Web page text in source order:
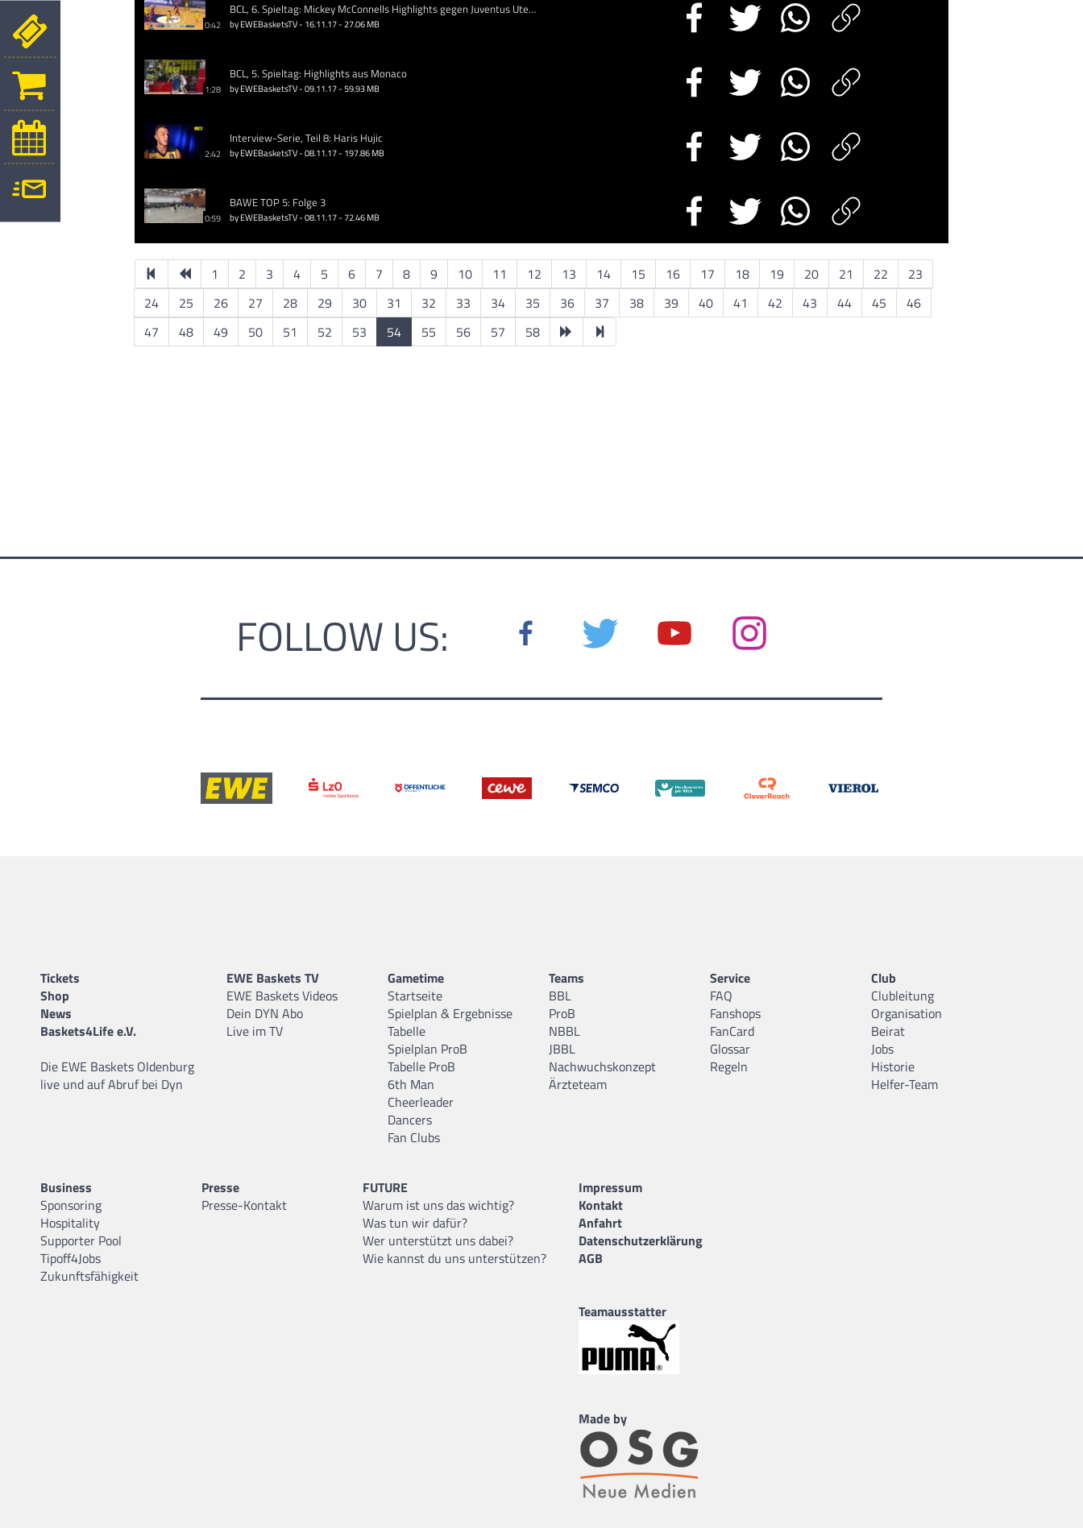
0:42
BCL, 6. Spieltag: Mickey McConnells Highlights gegen Juventus Utena
by EWEBasketsTV - 16.11.17 - 27.06 MB
1:28
BCL, 5. Spieltag: Highlights aus Monaco
by EWEBasketsTV - 09.11.17 - 59.93 MB
2:42
Interview-Serie, Teil 8: Haris Hujic
by EWEBasketsTV - 08.11.17 - 197.86 MB
0:59
BAWE TOP 5: Folge 3
by EWEBasketsTV - 08.11.17 - 72.46 MB
1 2 3 4 5 6 7 8 9 10 11 12 13 14 15 16 17 18 19 20 21 22
23
24
25 26 27 28 29 30 31 32 33 34 35 36 37 38 39 40 41 42 43 44 45
46
47
48 49 50 51 52 53 54 55 56 57 58
FOLLOW US:
Tickets
Shop
News
Baskets4Life e.V.
Die EWE Baskets Oldenburg
live und auf Abruf bei Dyn
EWE Baskets TV
EWE Baskets Videos
Dein DYN Abo
Live im TV
Gametime
Startseite
Spielplan & Ergebnisse
Tabelle
Spielplan ProB
Tabelle ProB
6th Man
Cheerleader
Dancers
Fan Clubs
Teams
BBL
ProB
NBBL
JBBL
Nachwuchskonzept
Ärzteteam
Service
FAQ
Fanshops
FanCard
Glossar
Regeln
Club
Clubleitung
Organisation
Beirat
Jobs
Historie
Helfer-Team
Business
Sponsoring
Hospitality
Supporter Pool
Tipoff4Jobs
Zukunftsfähigkeit
Presse
Presse-Kontakt
FUTURE
Warum ist uns das wichtig?
Was tun wir dafür?
Wer unterstützt uns dabei?
Wie kannst du uns unterstützen?
Impressum
Kontakt
Anfahrt
Datenschutzerklärung
AGB
Teamausstatter
Made by